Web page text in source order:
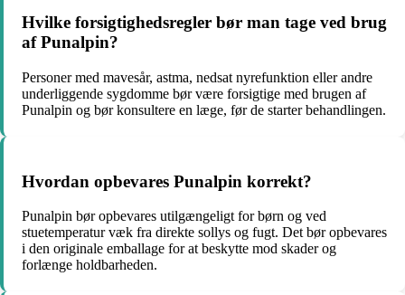
Hvilke forsigtighedsregler bør man tage ved brug
af Punalpin?
Personer med mavesår, astma, nedsat nyrefunktion eller andre
underliggende sygdomme bør være forsigtige med brugen af
Punalpin og bør konsultere en læge, før de starter behandlingen.
Hvordan opbevares Punalpin korrekt?
Punalpin bør opbevares utilgængeligt for børn og ved
stuetemperatur væk fra direkte sollys og fugt. Det bør opbevares
i den originale emballage for at beskytte mod skader og
forlænge holdbarheden.